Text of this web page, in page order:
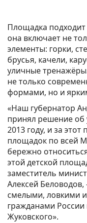
Площадка подходит
она включает не
элементы: горки,
брусья, качели,
уличные
не только
формами, но и
«Наш губернатор
принял решение об
2013 году, и за
площадок по всей
бережно
этой детской
заместитель
Алексей Беловодов,
смелыми, ловкими
гражданами
Жуковского».